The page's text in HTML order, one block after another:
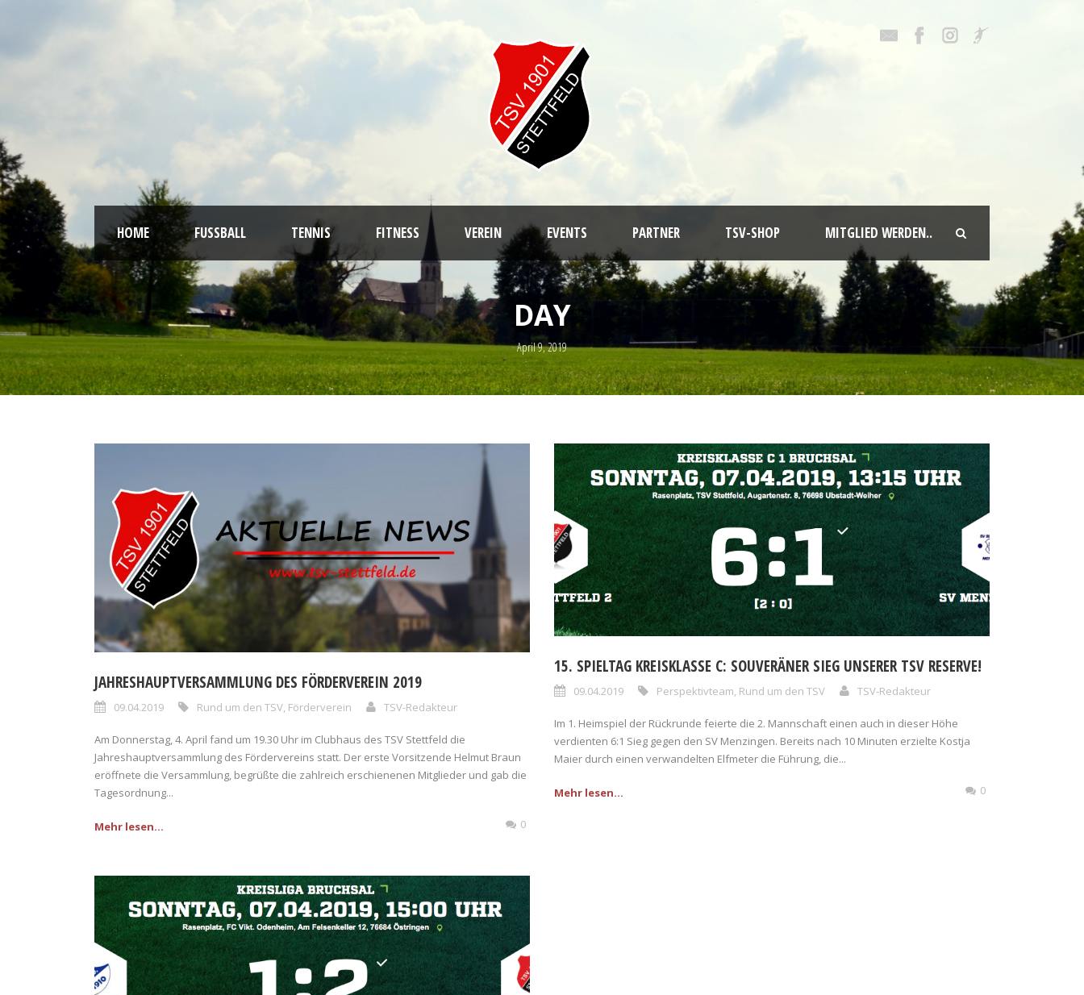
HOME FUSSBALL TENNIS FITNESS VEREIN EVENTS PARTNER TSV-SHOP MITGLIED WERDEN..
DAY
April 9, 2019
JAHRESHAUPTVERSAMMLUNG DES FÖRDERVEREIN 2019
09.04.2019 Rund um den TSV, Förderverein TSV-Redakteur
Am Donnerstag, 4. April fand um 19.30 Uhr im Clubhaus des TSV Stettfeld die
Jahreshauptversammlung des Fördervereins statt. Der erste Vorsitzende Helmut Braun
eröffnete die Versammlung, begrüßte die zahlreich erschienenen Mitglieder und gab die
Tagesordnung...
Mehr lesen... 0
15. SPIELTAG KREISKLASSE C: SOUVERÄNER SIEG UNSERER TSV RESERVE!
09.04.2019 Perspektivteam, Rund um den TSV TSV-Redakteur
Im 1. Heimspiel der Rückrunde feierte die 2. Mannschaft einen auch in dieser Höhe
verdienten 6:1 Sieg gegen den SV Menzingen. Bereits nach 10 Minuten erzielte Kostja
Maier durch einen verwandelten Elfmeter die Führung, die...
Mehr lesen... 0